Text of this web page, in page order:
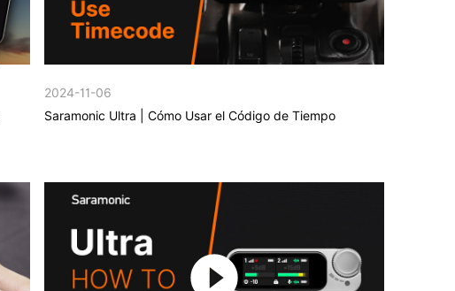
2024-11-06
Saramonic Ultra | Cómo Usar el Código de Tiempo